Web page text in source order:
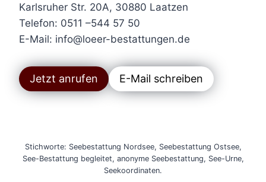
Karlsruher Str. 20A, 30880 Laatzen
Telefon: 0511 –544 57 50
E-Mail: info@loeer-bestattungen.de
Jetzt anrufen E-Mail schreiben
Stichworte: Seebestattung Nordsee, Seebestattung Ostsee,
See-Bestattung begleitet, anonyme Seebestattung, See-Urne,
Seekoordinaten.